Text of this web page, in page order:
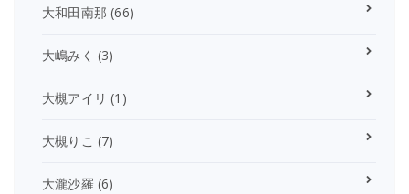
大和田南那 (66)
大嶋みく (3)
大槻アイリ (1)
大槻りこ (7)
大瀧沙羅 (6)